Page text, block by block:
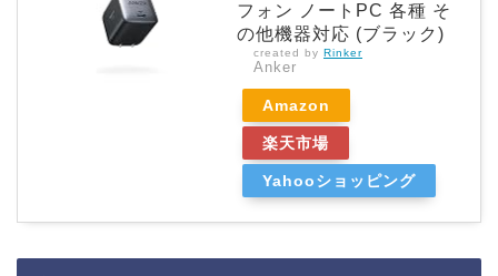
フォン ノートPC 各種 そ
の他機器対応 (ブラック)
created by Rinker
Anker
Amazon
楽天市場
Yahooショッピング